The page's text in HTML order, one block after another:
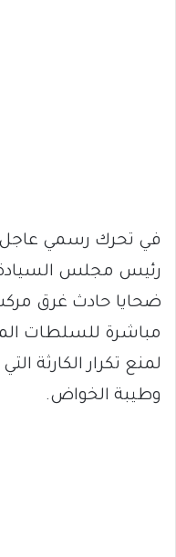
في تحرك رسمي عاجل،
رئيس مجلس السيادة
ضحايا حادث غرق مركب
مباشرة للسلطات
لمنع تكرار الكارثة
وطيبة الخواض.